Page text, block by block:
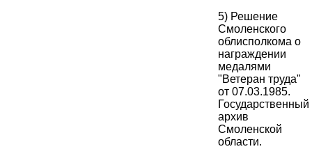
5) Решение
Смоленского
облисполкома о
награждении
медалями
"Ветеран труда"
от 07.03.1985.
Государственный
архив
Смоленской
области.